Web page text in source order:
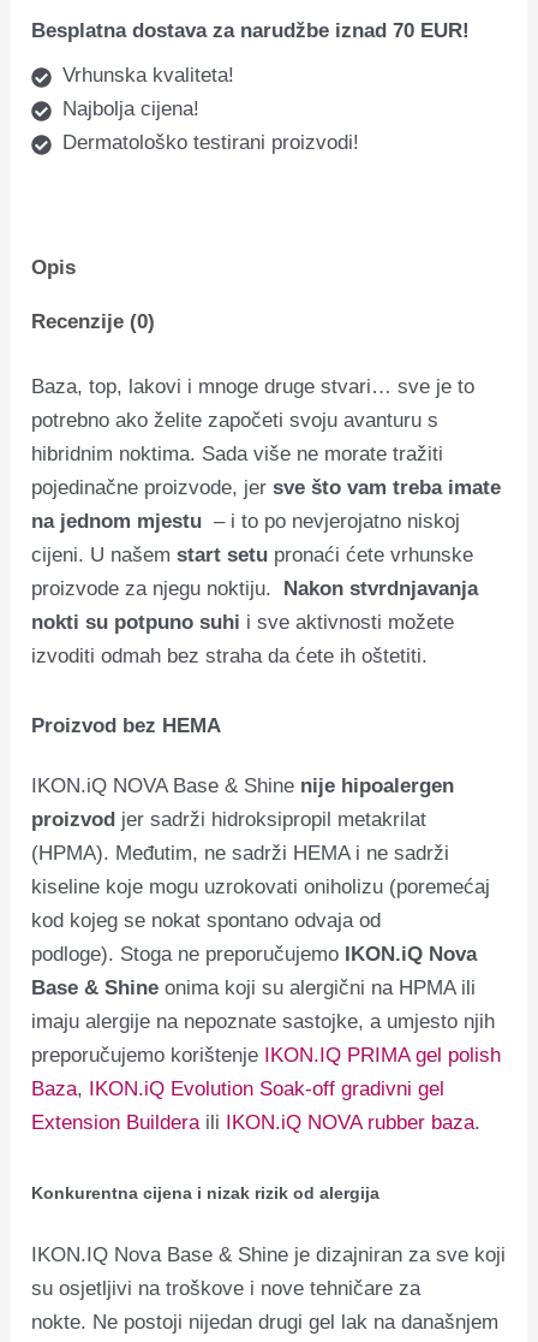
Besplatna dostava za narudžbe iznad 70 EUR!
Vrhunska kvaliteta!
Najbolja cijena!
Dermatološko testirani proizvodi!
Opis
Recenzije (0)
Baza, top, lakovi i mnoge druge stvari… sve je to
potrebno ako želite započeti svoju avanturu s
hibridnim noktima. Sada više ne morate tražiti
pojedinačne proizvode, jersve što vam treba imate
na jednom mjestu – i to po nevjerojatno niskoj
cijeni. U našemstart setu pronaći ćete vrhunske
proizvode za njegu noktiju. Nakon stvrdnjavanja
nokti su potpuno suhi i sve aktivnosti možete
izvoditi odmah bez straha da ćete ih oštetiti.
Proizvod bez HEMA
IKON.iQ NOVA Base & Shine nije hipoalergen
proizvod jer sadrži hidroksipropil metakrilat
(HPMA). Međutim, ne sadrži HEMA i ne sadrži
kiseline koje mogu uzrokovati oniholizu (poremećaj
kod kojeg se nokat spontano odvaja od
podloge). Stoga ne preporučujemo
IKON.iQ Nova
Base & Shine onima koji su alergični na HPMA ili
imaju alergije na nepoznate sastojke, a umjesto njih
preporučujemo korištenje
IKON.IQ PRIMA gel polish
Baza,
IKON.iQ Evolution Soak-off gradivni gel
Extension Builderaili IKON.iQ NOVA rubber baza.
Konkurentna cijena i nizak rizik od alergija
IKON.IQ Nova Base & Shine je dizajniran za sve koji
su osjetljivi na troškove i nove tehničare za
nokte. Ne postoji nijedan drugi gel lak na današnjem